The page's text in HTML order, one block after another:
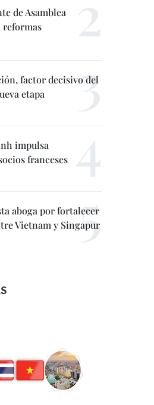
de Asamblea
reformas
factor decisivo del
etapa
impulsa
franceses
aboga por fortalecer
Vietnam y Singapur